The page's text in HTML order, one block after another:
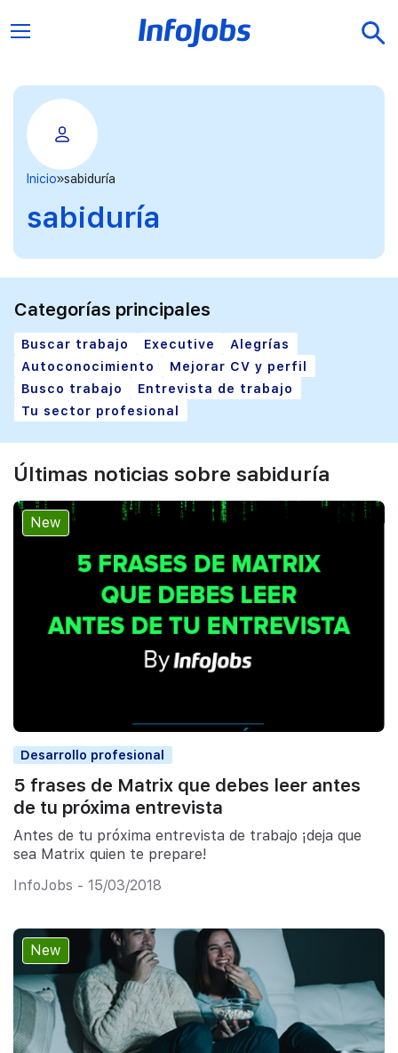
Inicio sabiduría
sabiduría
Categorías principales
Buscar trabajo Executive
Alegrías
Autoconocimiento
Mejorar CV y perfil
Busco trabajo
Entrevista de trabajo
Tu sector profesional
Últimas noticias sobre sabiduría
New
Desarrollo profesional
5 frases de Matrix que debes leer antes
de tu próxima entrevista
Antes de tu próxima entrevista de trabajo ¡deja que
sea Matrix quien te prepare!
InfoJobs - 15/03/2018
New